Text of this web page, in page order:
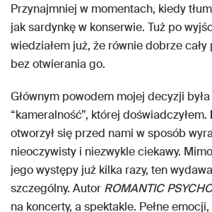
Przynajmniej w momentach, kiedy
jak sardynkę w konserwie. Tuż po
wiedziałem już, że równie dobrze
bez otwierania go.
Głównym powodem mojej decyzji
“kameralność”, której doświadczyłem.
otworzył się przed nami w sposób
nieoczywisty i niezwykle ciekawy.
jego występy już kilka razy, ten
szczególny. Autor ROMANTIC PSYCHO
na koncerty, a spektakle. Pełne